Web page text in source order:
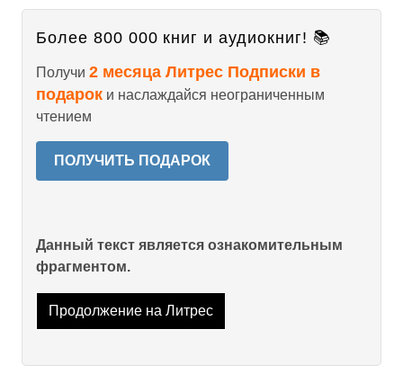
Более 800 000 книг и аудиокниг! 📚
Получи 2 месяца Литрес Подписки в
подарок и наслаждайся неограниченным
чтением
ПОЛУЧИТЬ ПОДАРОК
Данный текст является ознакомительным
фрагментом.
Продолжение на Литрес